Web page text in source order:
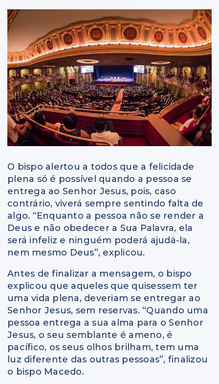
O bispo alertou a todos que a felicidade
plena só é possível quando a pessoa se
entrega ao Senhor Jesus, pois, caso
contrário, viverá sempre sentindo falta de
algo. “Enquanto a pessoa não se render a
Deus e não obedecer a Sua Palavra, ela
será infeliz e ninguém poderá ajudá-la,
nem mesmo Deus”, explicou.
Antes de finalizar a mensagem, o bispo
explicou que aqueles que quisessem ter
uma vida plena, deveriam se entregar ao
Senhor Jesus, sem reservas. “Quando uma
pessoa entrega a sua alma para o Senhor
Jesus, o seu semblante é ameno, é
pacífico, os seus olhos brilham, tem uma
luz diferente das outras pessoas”, finalizou
o bispo Macedo.